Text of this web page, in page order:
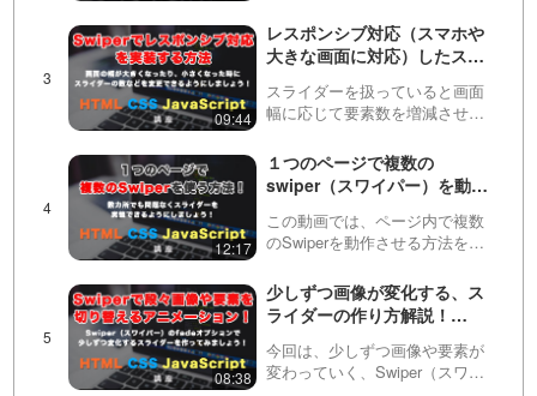
スト）
https://factory-programming-mv.com/playlis
tDetails/PLv7E5OqNAIPwRTKwTNZxHw83
nzrwiuNIl/
調整をお願い致します。前回の
動画（下記URL参照）に引き続
き、今回はSwiperで画像を表示
させた際のサイズの調…
09:44
レスポンシブ対応（スマホや
大きな画面に対応）したスラ
ー）で作る方法！
スライダーを扱っていると画面
幅に応じて要素数を増減させた
があります。この動画では。ス
ワイパーのオプションを使って
要素数を変更したり、余白を変
更する方法を紹介しています。
S…
12:17
１つのページで複数の
swiper（スワイパー）を動か
この動画では、ページ内で複数
のSwiperを動作させる方法を紹
簡単ですが、意外と変数などを
分けなければならないことは調
べても出てこないので、是非こ
の動画で学んでいきましょ…
08:38
少しずつ画像が変化する、ス
ライダーの作り方解説！
「スワイパー（Swiper）」と
簡単なオプション変更で、よ
今回は、少しずつ画像や要素が
変わっていく、Swiper（スワイ